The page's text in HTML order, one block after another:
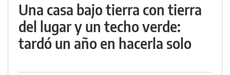
Una casa bajo tierra con tierra
del lugar y un techo verde:
tardó un año en hacerla solo